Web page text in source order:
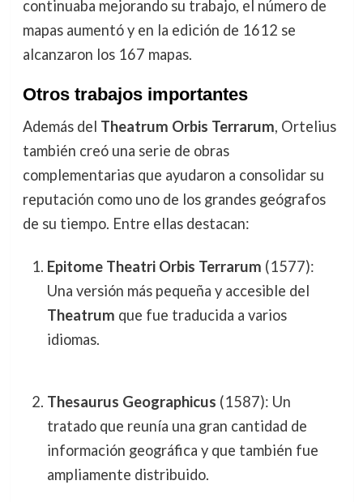
continuaba mejorando su trabajo, el número de
mapas aumentó y en la edición de 1612 se
alcanzaron los 167 mapas.
Otros trabajos importantes
Además del Theatrum Orbis Terrarum, Ortelius
también creó una serie de obras
complementarias que ayudaron a consolidar su
reputación como uno de los grandes geógrafos
de su tiempo. Entre ellas destacan:
Epitome Theatri Orbis Terrarum (1577):
Una versión más pequeña y accesible del
Theatrum que fue traducida a varios
idiomas.
Thesaurus Geographicus (1587): Un
tratado que reunía una gran cantidad de
información geográfica y que también fue
ampliamente distribuido.